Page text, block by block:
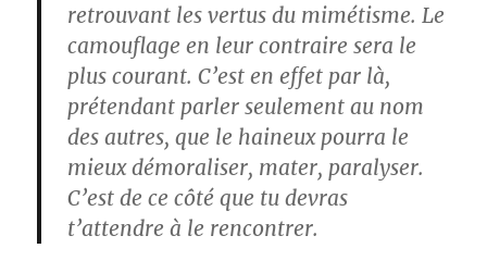
retrouvant les vertus du mimétisme. Le
camouflage en leur contraire sera le
plus courant. C’est en effet par là,
prétendant parler seulement au nom
des autres, que le haineux pourra le
mieux démoraliser, mater, paralyser.
C’est de ce côté que tu devras
t’attendre à le rencontrer.